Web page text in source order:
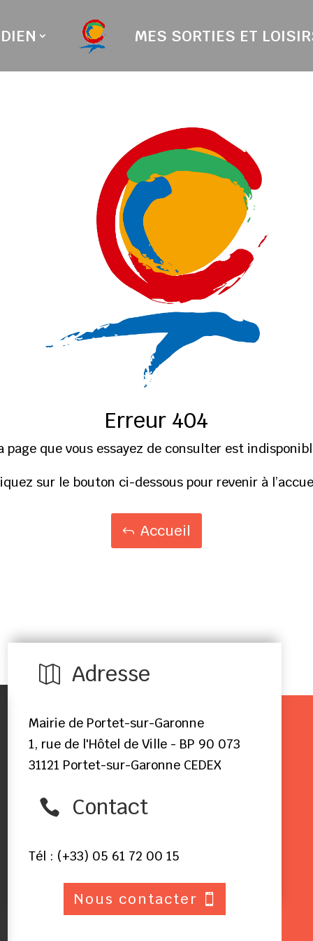
MES SORTIES ET
Erreur 404
page que vous essayez de consulter est
sur le bouton ci-dessous pour revenir à
Accueil
 Adresse
Mairie de Portet-sur-Garonne
1, rue de l'Hôtel de Ville - BP 90 073
31121 Portet-sur-Garonne CEDEX
 Contact
Tél : (+33) 05 61 72 00 15
Nous contacter